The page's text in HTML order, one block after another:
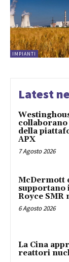
IMPIANTI
Latest
della
APX
7 Agosto 2026
McDermott
supportano
Royce SMR
6 Agosto 2026
La Cina
reattori